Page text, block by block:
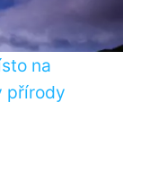
na
přírody